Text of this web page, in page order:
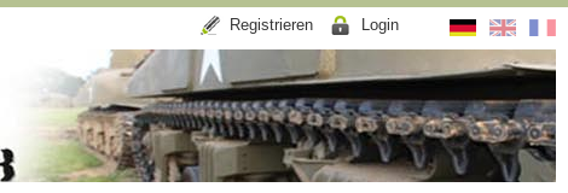
Registrieren Login